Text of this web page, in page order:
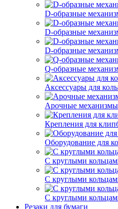
D-образные
D-образные
D-образные
Q-образные
Аксессуары для
Арочные механизмы
Крепления для
Оборудование для
С круглыми
С круглыми
С круглыми
Резаки для бумаги